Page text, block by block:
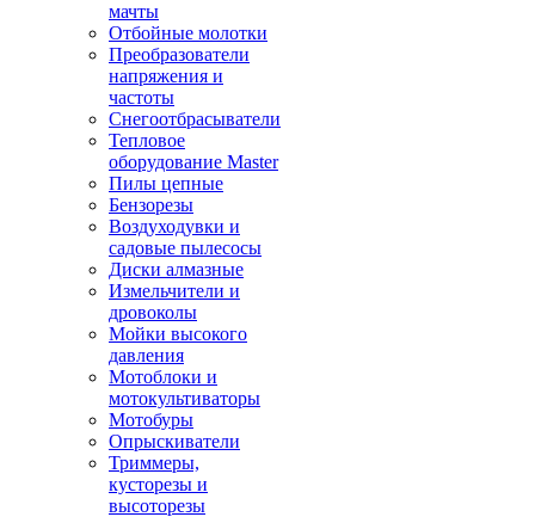
мачты
Отбойные молотки
Преобразователи
напряжения и
частоты
Снегоотбрасыватели
Тепловое
оборудование Master
Пилы цепные
Бензорезы
Воздуходувки и
садовые пылесосы
Диски алмазные
Измельчители и
дровоколы
Мойки высокого
давления
Мотоблоки и
мотокультиваторы
Мотобуры
Опрыскиватели
Триммеры,
кусторезы и
высоторезы